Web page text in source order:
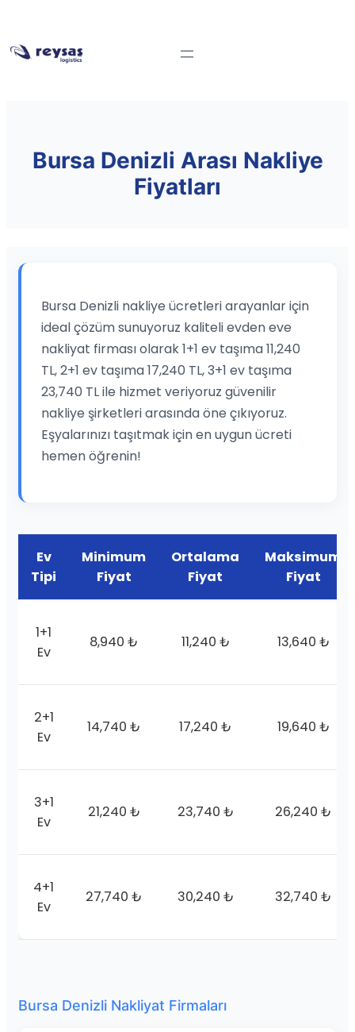
Bursa Denizli Arası Nakliye
Fiyatları
Bursa Denizli nakliye ücretleri arayanlar için
ideal çözüm sunuyoruz kaliteli evden eve
nakliyat firması olarak 1+1 ev taşıma 11,240
TL, 2+1 ev taşıma 17,240 TL, 3+1 ev taşıma
23,740 TL ile hizmet veriyoruz güvenilir
nakliye şirketleri arasında öne çıkıyoruz.
Eşyalarınızı taşıtmak için en uygun ücreti
hemen öğrenin!
Ev
Tipi
Minimum
Fiyat
Ortalama
Fiyat
Maksimum
Fiyat
1+1
Ev
8,940 ₺ 11,240 ₺ 13,640 ₺
2+1
Ev
14,740 ₺ 17,240 ₺ 19,640 ₺
3+1
Ev
21,240 ₺ 23,740 ₺ 26,240 ₺
4+1
Ev
27,740 ₺ 30,240 ₺ 32,740 ₺
Bursa Denizli Nakliyat Firmaları